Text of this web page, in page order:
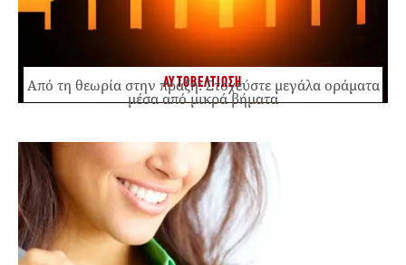
ΑΥΤΟΒΕΛΤΙΩΣΗ
Από τη θεωρία στην πράξη: Στοχεύστε μεγάλα οράματα
μέσα από μικρά βήματα